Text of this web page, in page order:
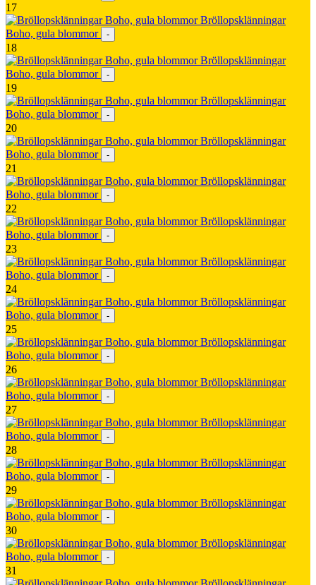
17
Bröllopsklänningar
Boho, gula blommor
-
18
Bröllopsklänningar
Boho, gula blommor
-
19
Bröllopsklänningar
Boho, gula blommor
-
20
Bröllopsklänningar
Boho, gula blommor
-
21
Bröllopsklänningar
Boho, gula blommor
-
22
Bröllopsklänningar
Boho, gula blommor
-
23
Bröllopsklänningar
Boho, gula blommor
-
24
Bröllopsklänningar
Boho, gula blommor
-
25
Bröllopsklänningar
Boho, gula blommor
-
26
Bröllopsklänningar
Boho, gula blommor
-
27
Bröllopsklänningar
Boho, gula blommor
-
28
Bröllopsklänningar
Boho, gula blommor
-
29
Bröllopsklänningar
Boho, gula blommor
-
30
Bröllopsklänningar
Boho, gula blommor
-
31